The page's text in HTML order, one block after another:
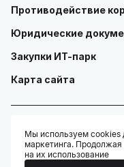
Противодействие
Юридические
Закупки ИТ-парк
Карта сайта
© ГАУ "Технопарк в
Мы используем cookies
маркетинга. Продолжая
на их использование